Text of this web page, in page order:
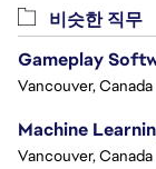
비슷한 직무
Gameplay
Vancouver, Canada
Machine
Vancouver, Canada